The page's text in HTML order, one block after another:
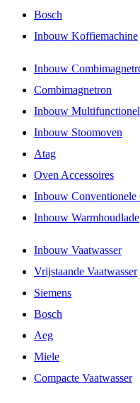
Bosch
Inbouw Koffiemachine
Inbouw
Combimagnetron
Inbouw
Inbouw Stoomoven
Atag
Oven Accessoires
Inbouw Conventionele
Inbouw Warmhoudlade
Inbouw Vaatwasser
Vrijstaande Vaatwasser
Siemens
Bosch
Aeg
Miele
Compacte Vaatwasser